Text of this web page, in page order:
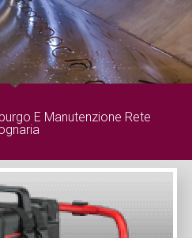
E Manutenzione Rete